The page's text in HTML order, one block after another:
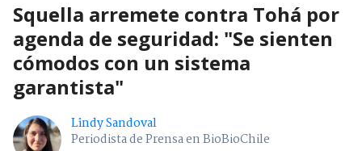
Squella arremete contra Tohá por
agenda de seguridad: "Se sienten
cómodos con un sistema
garantista"
Lindy Sandoval
Periodista de Prensa en BioBioChile